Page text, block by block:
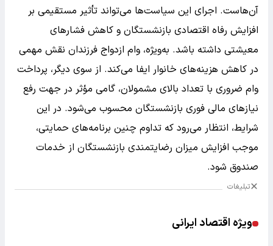
آن‌هاست. اجرای این سیاست‌ها می‌تواند تأثیر مستقیمی بر
افزایش رفاه اقتصادی بازنشستگان و کاهش فشارهای
معیشتی داشته باشد. به‌ویژه، وام ازدواج فرزندان نقش مهمی
در کاهش هزینه‌های خانوار ایفا می‌کند. از سوی دیگر، پرداخت
وام ضروری با تعداد بالای مشمولان، گامی مؤثر در جهت رفع
نیازهای مالی فوری بازنشستگان محسوب می‌شود. در این
شرایط، انتظار می‌رود که تداوم چنین برنامه‌های حمایتی،
موجب افزایش میزان رضایتمندی بازنشستگان از خدمات
صندوق شود.
تبلیغات
ویژه اقتصاد ایرانی